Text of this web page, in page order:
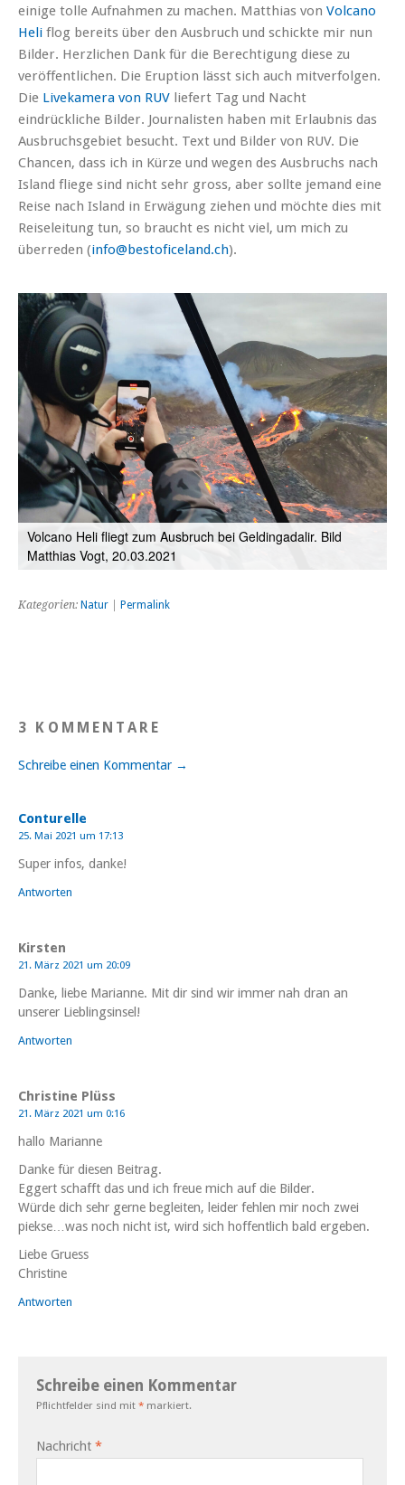
einige tolle Aufnahmen zu machen. Matthias von Volcano
Heli flog bereits über den Ausbruch und schickte mir nun
Bilder. Herzlichen Dank für die Berechtigung diese zu
veröffentlichen. Die Eruption lässt sich auch mitverfolgen.
Die Livekamera von RUV liefert Tag und Nacht
eindrückliche Bilder. Journalisten haben mit Erlaubnis das
Ausbruchsgebiet besucht. Text und Bilder von RUV. Die
Chancen, dass ich in Kürze und wegen des Ausbruchs nach
Island fliege sind nicht sehr gross, aber sollte jemand eine
Reise nach Island in Erwägung ziehen und möchte dies mit
Reiseleitung tun, so braucht es nicht viel, um mich zu
überreden (info@bestoficeland.ch).
Volcano Heli fliegt zum Ausbruch bei Geldingadalir. Bild
Matthias Vogt, 20.03.2021
Kategorien: Natur Permalink
3 KOMMENTARE
Schreibe einen Kommentar →
Conturelle
25. Mai 2021 um 17:13
Super infos, danke!
Antworten
Kirsten
21. März 2021 um 20:09
Danke, liebe Marianne. Mit dir sind wir immer nah dran an
unserer Lieblingsinsel!
Antworten
Christine Plüss
21. März 2021 um 0:16
hallo Marianne
Danke für diesen Beitrag.
Eggert schafft das und ich freue mich auf die Bilder.
Würde dich sehr gerne begleiten, leider fehlen mir noch zwei
piekse…was noch nicht ist, wird sich hoffentlich bald ergeben.
Liebe Gruess
Christine
Antworten
Schreibe einen Kommentar
Pflichtfelder sind mit * markiert.
Nachricht *